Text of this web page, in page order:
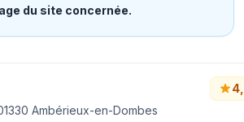
du site concernée.
Ambérieux-en-Dombes